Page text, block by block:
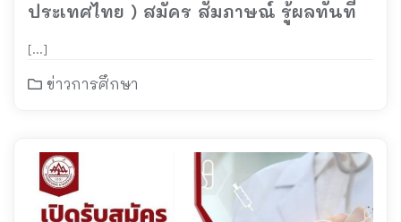
ประเทศไทย ) สมัคร สัมภาษณ์ รู้ผลทันที
[…]
ข่าวการศึกษา